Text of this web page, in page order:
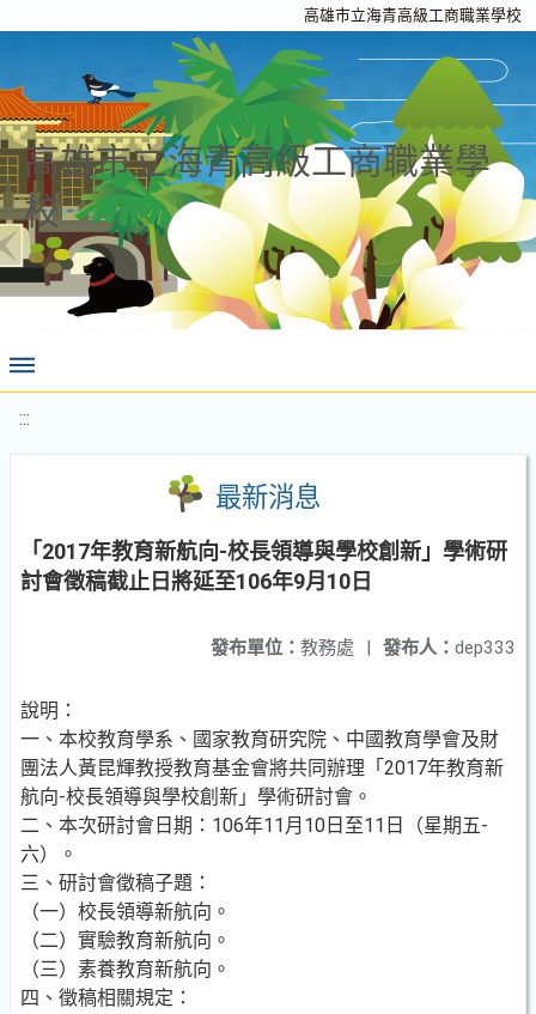
高雄市立海青高級工商職業學校
高雄市立海青高級工商職業學
校
:::
最新消息
「2017年教育新航向-校長領導與學校創新」學術研
討會徵稿截止日將延至106年9月10日
發布人： dep333
發布單位： 教務處 |
說明：
一、本校教育學系、國家教育研究院、中國教育學會及財
團法人黃昆輝教授教育基金會將共同辦理「2017年教育新
航向-校長領導與學校創新」學術研討會。
二、本次研討會日期：106年11月10日至11日（星期五-
六）。
三、研討會徵稿子題：
（一）校長領導新航向。
（二）實驗教育新航向。
（三）素養教育新航向。
四、徵稿相關規定：